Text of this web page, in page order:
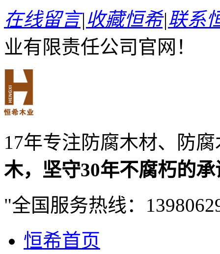
在线留言|收藏恒希|联系
业有限责任公司官网！
17年专注防腐木材、防
木，坚守30年不腐朽的
全国服务热线：
恒希首页